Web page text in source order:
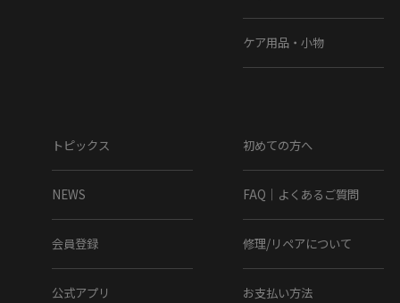
ケア用品・小物
トピックス
NEWS
会員登録
公式アプリ
初めての方へ
FAQ｜よくあるご質問
修理/リペアについて
お支払い方法